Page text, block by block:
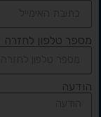
מספר טלפון לחזרה
הודעה